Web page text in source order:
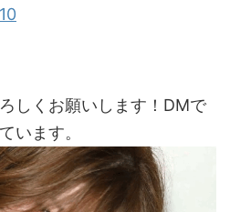
しくお願いします！DMで
います。